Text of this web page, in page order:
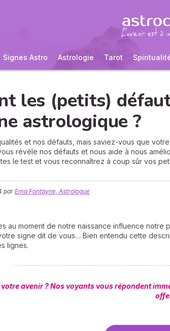
Signes Astro Astrologie Tarot
les (petits)
astrologique ?
et nos défauts, mais saviez-vous que
révèle nos défauts et nous aide à nous
le test et vous reconnaîtrez à coup sûr vos
par Ema Fontayne, Astrologue
au moment de notre naissance influence
signe dit de vous… Bien entendu cette
lignes.
avenir ? Nos voyants vous répondent